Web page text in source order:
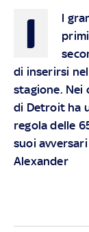
I
l
di inserirsi
stagione.
di Detroit ha
regola delle
suoi
Alexander